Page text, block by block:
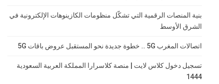
بنية المنصات الرقمية التي تشكّل منظومات الكازينوهات الإلكترونية في
الشرق الأوسط
اتصالات المغرب 5G .. خطوة جديدة نحو المستقبل عروض باقات 5G
تسجيل دخول كلاس لايت | منصة كلاسرارا المملكة العربية السعودية
1444